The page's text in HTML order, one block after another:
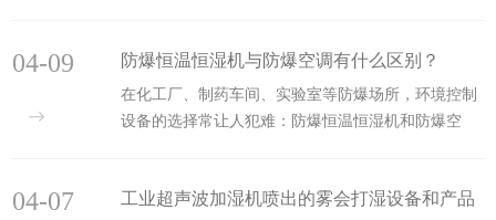
害*有效、*绿···
防爆恒温恒湿机与防爆空调有什么区别？
在化工厂、制药车间、实验室等防爆场所，环境控制
设备的选择常让人犯难：防爆恒温恒湿机和防爆空
的防爆版本。它的主···
04-09
工业超声波加湿机喷出的雾会打湿设备和产品
04-07